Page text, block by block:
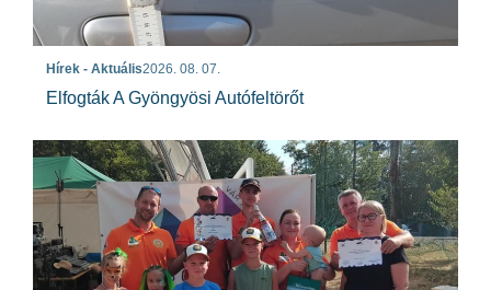
Hírek - Aktuális2026. 08. 07.
Elfogták A Gyöngyösi Autófeltörőt